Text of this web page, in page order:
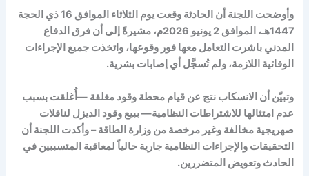
وأوضحت اللجنة أن الحادثة وقعت يوم الثلاثاء الموافق 16 ذي الحجة
1447هـ، الموافق 2 يونيو 2026م، مشيرةً إلى أن فرق الدفاع
المدني باشرت التعامل معها فور وقوعها، واتخذت جميع الإجراءات
الوقائية اللازمة، ولم تُسجَّل أي إصابات بشرية.
وتبيّن أن الانسكاب نتج عن قيام محطة وقود مغلقة —أُغلقت بسبب
عدم امتثالها للاشتراطات النظامية— ببيع وقود الديزل لناقلات
صهريجية مخالفة وغير مرخصة من وزارة الطاقة – وأكدت اللجنة أن
التحقيقات والإجراءات النظامية جارية حالياً لمعاقبة المتسببين في
الحادث وتعويض المتضررين.